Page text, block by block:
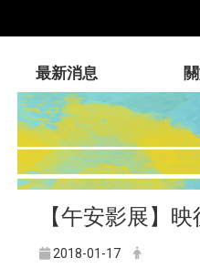
最新消息
【午安影展】
2018-01-17